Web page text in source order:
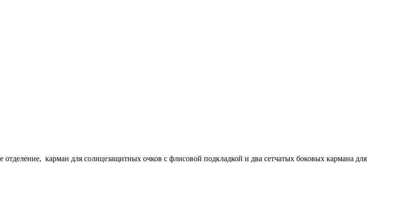
карман для солнцезащитных очков с флисовой подкладкой и два сетчатых боковых кармана для